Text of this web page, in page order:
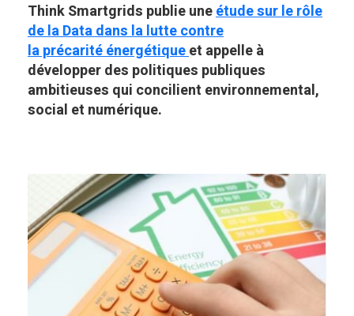
Think Smartgrids publie uneétude sur le rôle
de la Data dans la lutte contre
la précarité énergétiqueet appelle à
développer des politiques publiques
ambitieuses qui concilient environnemental,
social et numérique.